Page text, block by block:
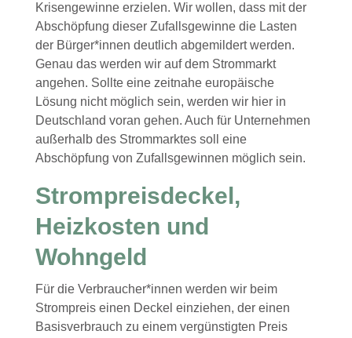
Krisengewinne erzielen. Wir wollen, dass mit der
Abschöpfung dieser Zufallsgewinne die Lasten
der Bürger*innen deutlich abgemildert werden.
Genau das werden wir auf dem Strommarkt
angehen. Sollte eine zeitnahe europäische
Lösung nicht möglich sein, werden wir hier in
Deutschland voran gehen. Auch für Unternehmen
außerhalb des Strommarktes soll eine
Abschöpfung von Zufallsgewinnen möglich sein.
Strompreisdeckel,
Heizkosten und
Wohngeld
Für die Verbraucher*innen werden wir beim
Strompreis einen Deckel einziehen, der einen
Basisverbrauch zu einem vergünstigten Preis